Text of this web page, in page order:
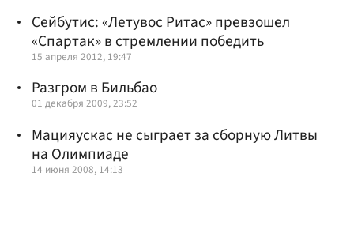
Сейбутис: «Летувос Ритас» превзошел
«Спартак» в стремлении победить
15 апреля 2012, 19:47
Разгром в Бильбао
01 декабря 2009, 23:52
Мацияускас не сыграет за сборную Литвы
на Олимпиаде
14 июня 2008, 14:13